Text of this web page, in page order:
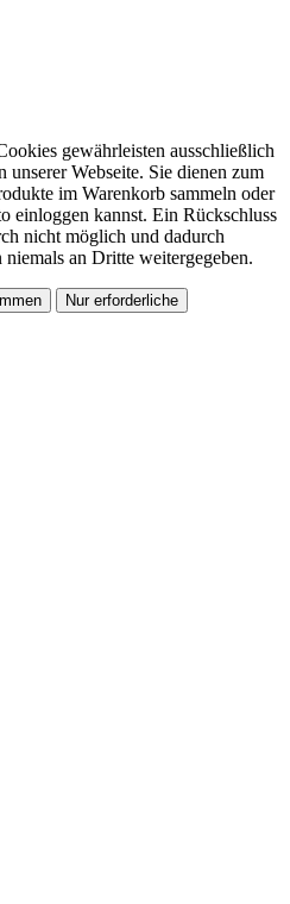
gewährleisten ausschließlich
unserer Webseite. Sie dienen zum
im Warenkorb sammeln oder
einloggen kannst. Ein Rückschluss
nicht möglich und dadurch
an Dritte weitergegeben.
Nur erforderliche